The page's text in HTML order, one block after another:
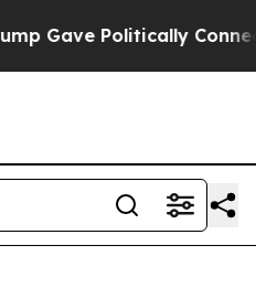
Politically Connected